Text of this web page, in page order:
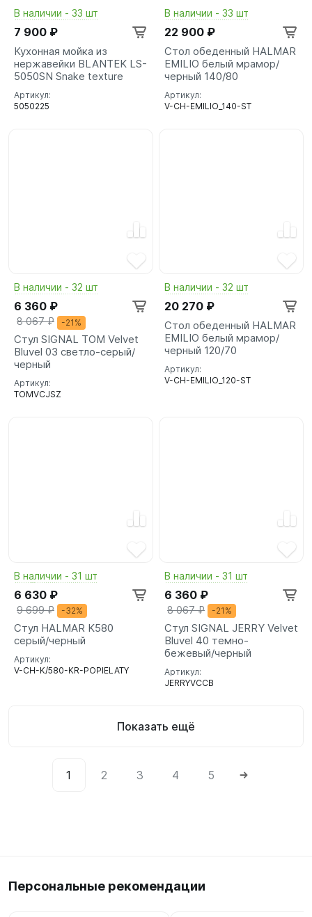
В наличии - 33 шт
7 900 ₽
Кухонная мойка из
нержавейки BLANTEK LS-
5050SN Snake texture
Артикул:
5050225
В наличии - 33 шт
22 900 ₽
Стол обеденный HALMAR
EMILIO белый мрамор/
черный 140/80
Артикул:
V-CH-EMILIO_140-ST
В наличии - 32 шт
6 360 ₽
8 067 ₽ -21%
Стул SIGNAL TOM Velvet
Bluvel 03 светло-серый/
черный
Артикул:
TOMVCJSZ
В наличии - 32 шт
20 270 ₽
Стол обеденный HALMAR
EMILIO белый мрамор/
черный 120/70
Артикул:
V-CH-EMILIO_120-ST
В наличии - 31 шт
6 630 ₽
9 699 ₽ -32%
Стул HALMAR K580
серый/черный
Артикул:
V-CH-K/580-KR-POPIELATY
В наличии - 31 шт
6 360 ₽
8 067 ₽ -21%
Стул SIGNAL JERRY Velvet
Bluvel 40 темно-
бежевый/черный
Артикул:
JERRYVCCB
Показать ещё
1 2 3 4 5
Персональные рекомендации